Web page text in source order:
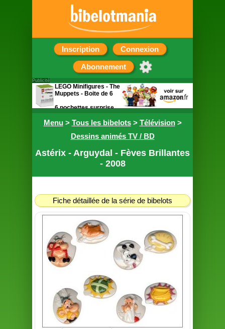
Inscription Connexion
Abonnement
Menu> Tous les bibelots> Télévision>
Dessins animés TV / BD
Astérix - Arguydal - Fèves Brillantes
- 2008
Fiche détaillée de la série de bibelots
Publicité
LEGO Minifigures - The
Muppets - Boite de 6
6 pochettes surprise
une figurine